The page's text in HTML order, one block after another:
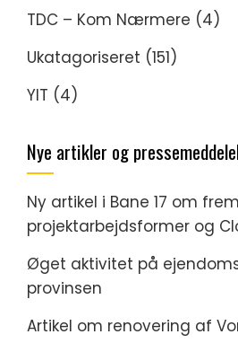
TDC – Kom Nærmere (4)
Ukatagoriseret (151)
YIT (4)
Nye artikler og
Ny artikel i Bane 17 om
projektarbejdsformer og
Øget aktivitet på
provinsen
Artikel om renovering af